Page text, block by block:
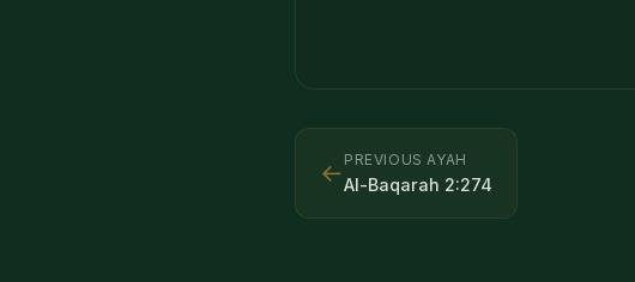
← PREVIOUS AYAH
Al-Baqarah 2:274